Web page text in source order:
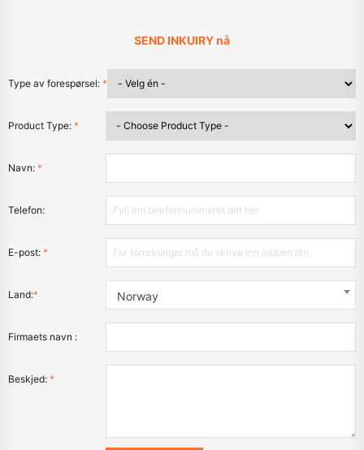
SEND INKUIRY nå
Type av forespørsel: *
Product Type: *
Navn: *
Telefon:
E-post: *
Land:* Norway
Firmaets navn :
Beskjed: *